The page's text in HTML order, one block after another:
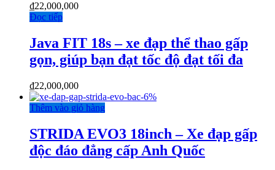
₫22,000,000
Đọc tiếp
Java FIT 18s – xe đạp thể thao gấp
gọn, giúp bạn đạt tốc độ đạt tối đa
₫22,000,000
-6%
Thêm vào giỏ hàng
STRIDA EVO3 18inch – Xe đạp gấp
độc đáo đẳng cấp Anh Quốc